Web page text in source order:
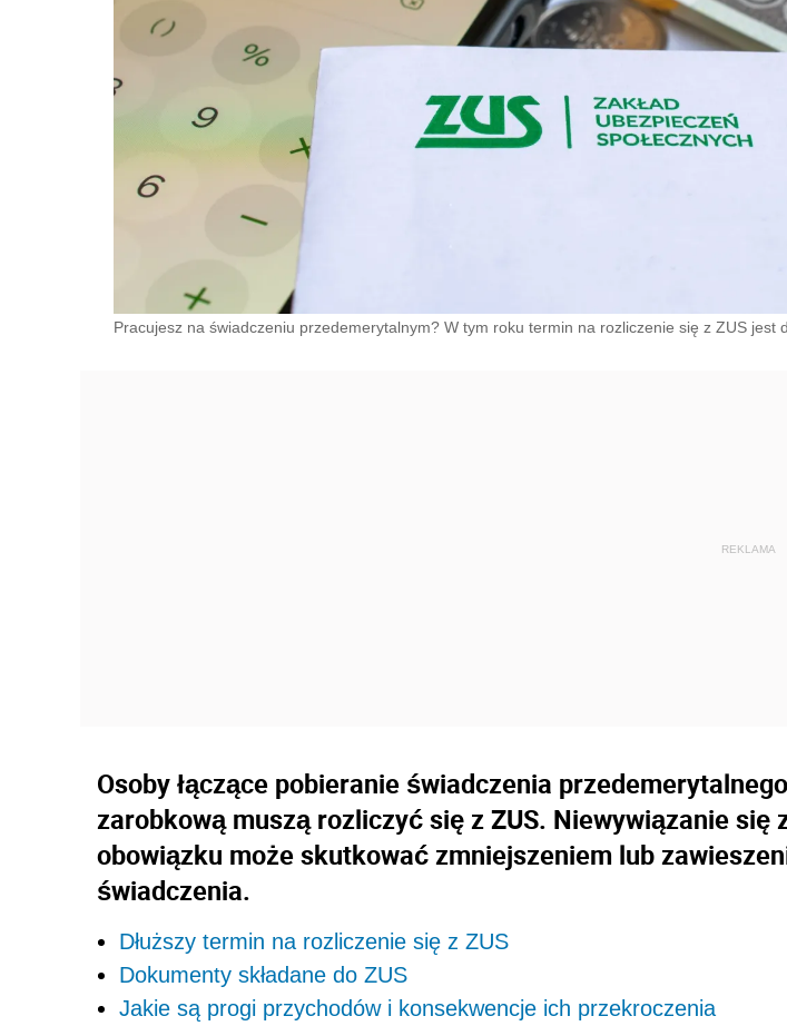
Pracujesz na świadczeniu przedemerytalnym? W tym roku termin na rozliczenie się z ZUS jest
Osoby łączące pobieranie świadczenia
zarobkową muszą rozliczyć się z ZUS. Niewywiązanie się
obowiązku może skutkować zmniejszeniem lub
świadczenia.
Dłuższy termin na rozliczenie się z ZUS
Dokumenty składane do ZUS
Jakie są progi przychodów i konsekwencje ich przekroczenia